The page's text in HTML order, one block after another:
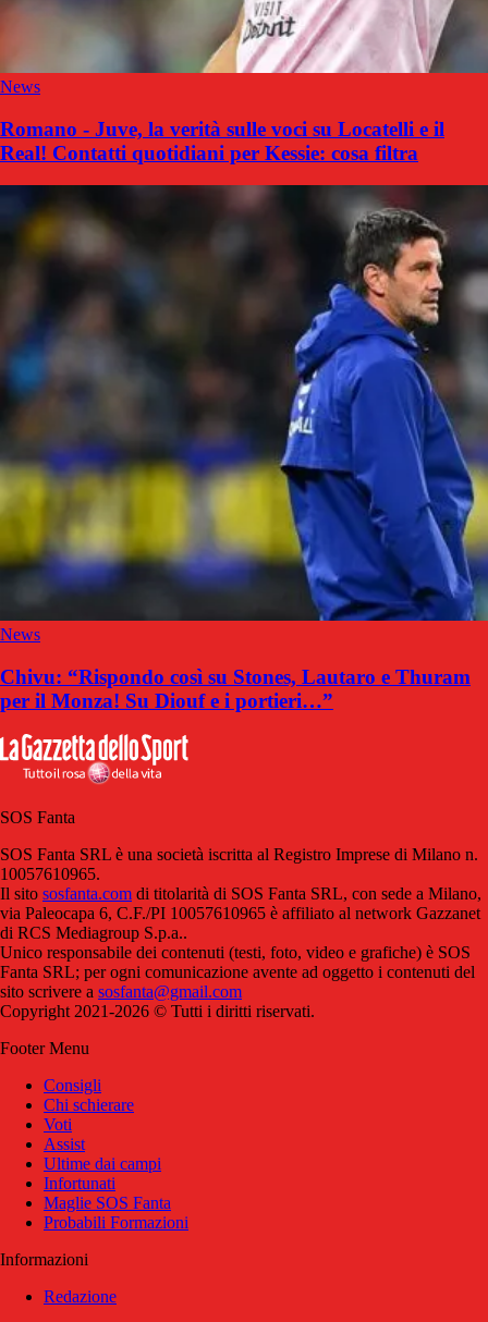
News
Romano - Juve, la verità sulle voci su Locatelli e il
Real! Contatti quotidiani per Kessie: cosa filtra
News
Chivu: “Rispondo così su Stones, Lautaro e Thuram
per il Monza! Su Diouf e i portieri…”
SOS Fanta
SOS Fanta SRL è una società iscritta al Registro Imprese di Milano n.
10057610965.
Il sito sosfanta.com di titolarità di SOS Fanta SRL, con sede a Milano,
via Paleocapa 6, C.F./PI 10057610965 è affiliato al network Gazzanet
di RCS Mediagroup S.p.a..
Unico responsabile dei contenuti (testi, foto, video e grafiche) è SOS
Fanta SRL; per ogni comunicazione avente ad oggetto i contenuti del
sito scrivere a sosfanta@gmail.com
Copyright 2021-2026 © Tutti i diritti riservati.
Footer Menu
Consigli
Chi schierare
Voti
Assist
Ultime dai campi
Infortunati
Maglie SOS Fanta
Probabili Formazioni
Informazioni
Redazione